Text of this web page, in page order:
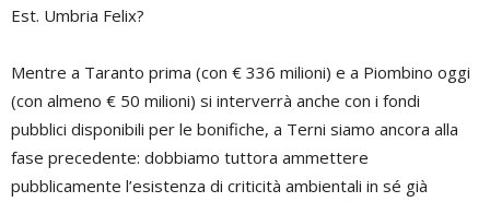
Est. Umbria Felix?
Mentre a Taranto prima (con € 336 milioni) e a Piombino oggi
(con almeno € 50 milioni) si interverrà anche con i fondi
pubblici disponibili per le bonifiche, a Terni siamo ancora alla
fase precedente: dobbiamo tuttora ammettere
pubblicamente l’esistenza di criticità ambientali in sé già